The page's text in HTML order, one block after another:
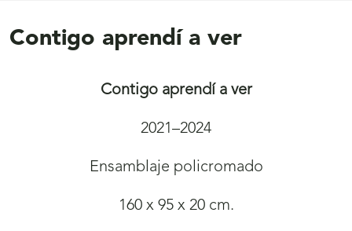
Contigo aprendí a ver
Contigo aprendí a ver
2021–2024
Ensamblaje policromado
160 x 95 x 20 cm.